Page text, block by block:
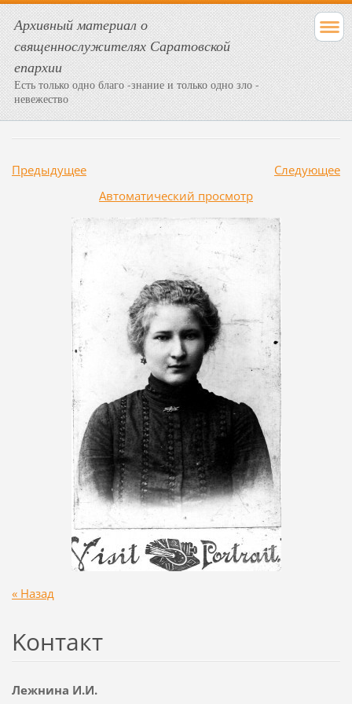
Архивный материал о
священнослужителях Саратовской
епархии
Есть только одно благо -знание и только одно зло -
невежество
Предыдущее
Следующее
Aвтоматический просмотр
« Назад
Koнтакт
Лежнина И.И.